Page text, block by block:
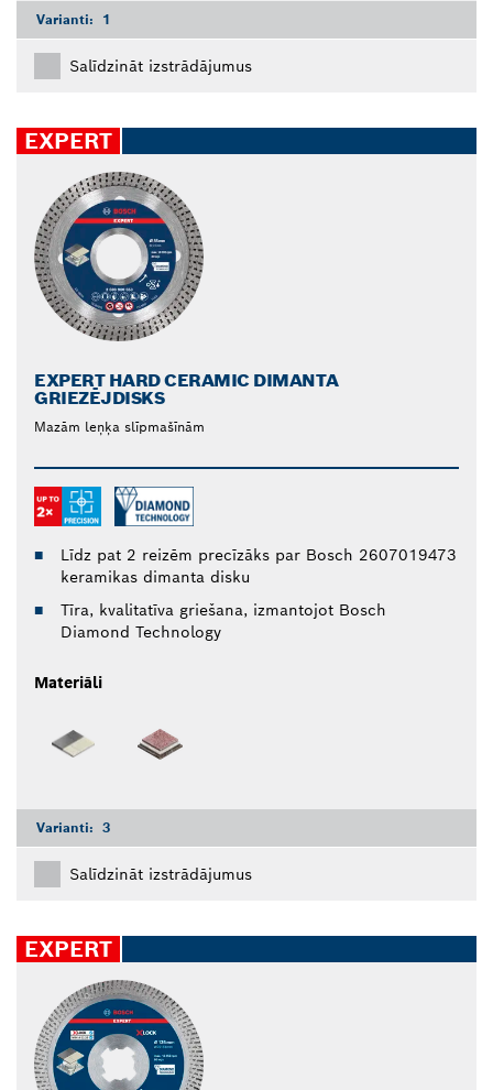
Varianti: 1
Salīdzināt izstrādājumus
EXPERT
EXPERT HARD CERAMIC DIMANTA
GRIEZĒJDISKS
Mazām leņķa slīpmašīnām
Līdz pat 2 reizēm precīzāks par Bosch 2607019473
keramikas dimanta disku
Tīra, kvalitatīva griešana, izmantojot Bosch
Diamond Technology
Materiāli
Varianti: 3
Salīdzināt izstrādājumus
EXPERT